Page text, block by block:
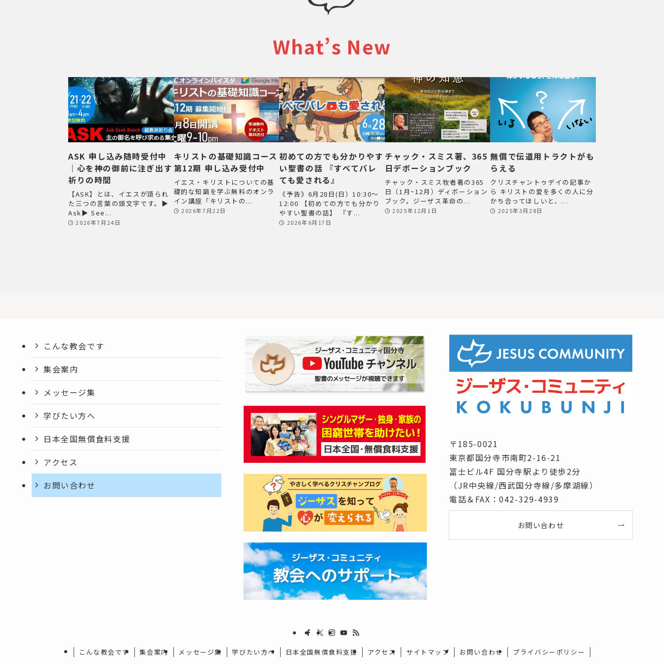
What’s New
ASK 申し込み随時受付中
｜心を神の御前に注ぎ出す
祈りの時間
【ASK】とは、イエスが語られ
た三つの言葉の頭文字です。▶
Ask▶ See...
2026年7月24日
キリストの基礎知識コース
第12期 申し込み受付中
イエス・キリストについての基
礎的な知識を学ぶ無料のオンラ
イン講座「キリストの...
2026年7月22日
初めての方でも分かりやす
い聖書の話 『すべてバレ
ても愛される』
《予告》6月28日(日）10:30～
12:00 【初めての方でも分かり
やすい聖書の話】 『す...
2026年6月17日
チャック・スミス著、365
日デボーションブック
チャック・スミス牧者著の365
日（1月~12月）ディボーション
ブック。ジーザス革命の...
2025年12月1日
無償で伝道用トラクトがも
らえる
クリスチャントゥデイの記事か
ら キリストの愛を多くの人に分
かち合ってほしいと、...
2025年3月28日
こんな教会です
集会案内
メッセージ集
学びたい方へ
日本全国無償食料支援
アクセス
お問い合わせ
〒185-0021
東京都国分寺市南町2-16-21
冨士ビル4F 国分寺駅より徒歩2分
（JR中央線/西武国分寺線/多摩湖線）
電話＆FAX：042-329-4939
お問い合わせ
こんな教会です 集会案内 メッセージ集 学びたい方へ 日本全国無償食料支援 アクセス サイトマップ お問い合わせ プライバシーポリシー